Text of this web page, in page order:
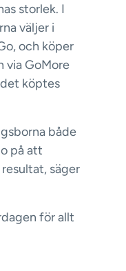
storlek. I
väljer i
och köper
via GoMore
köptes
både
på att
säger
för allt